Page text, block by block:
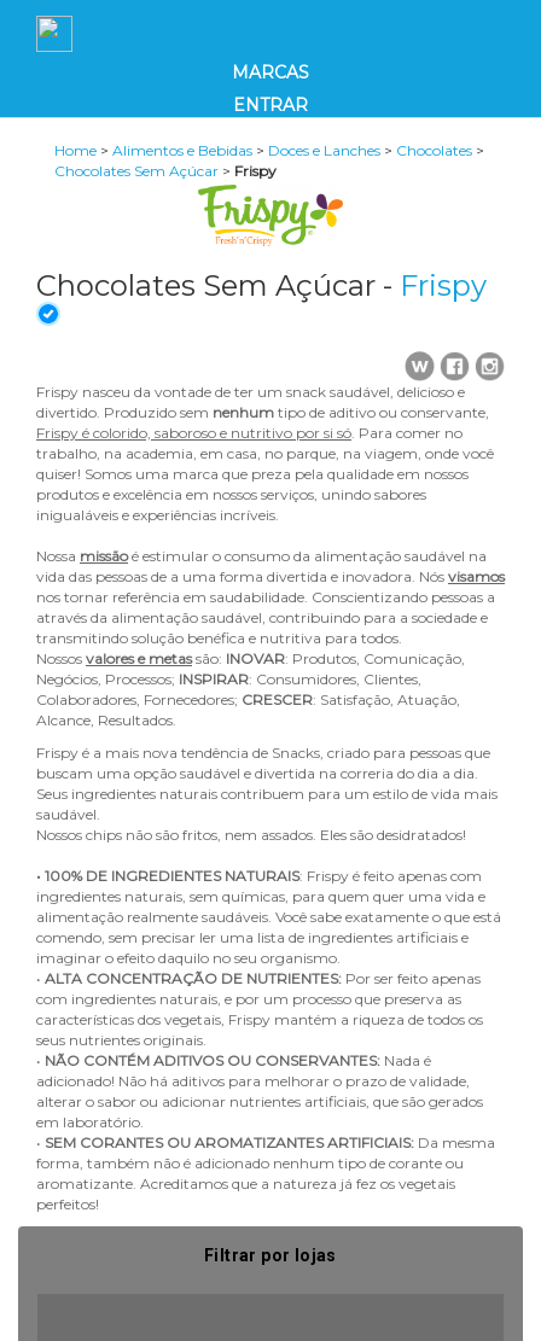
MARCAS
ENTRAR
Home > Alimentos e Bebidas > Doces e Lanches > Chocolates >
Chocolates Sem Açúcar > Frispy
Chocolates Sem Açúcar - Frispy
Frispy nasceu da vontade de ter um snack saudável, delicioso e
divertido. Produzido sem nenhum tipo de aditivo ou conservante,
Frispy é colorido, saboroso e nutritivo por si só. Para comer no
trabalho, na academia, em casa, no parque, na viagem, onde você
quiser! Somos uma marca que preza pela qualidade em nossos
produtos e excelência em nossos serviços, unindo sabores
inigualáveis e experiências incríveis.
Nossa missãoé estimular o consumo da alimentação saudável na
vida das pessoas de a uma forma divertida e inovadora. Nós visamos
nos tornar referência em saudabilidade. Conscientizando pessoas a
através da alimentação saudável, contribuindo para a sociedade e
transmitindo solução benéfica e nutritiva para todos.
Nossos valores e metassão: INOVAR: Produtos, Comunicação,
Negócios, Processos; INSPIRAR: Consumidores, Clientes,
Colaboradores, Fornecedores; CRESCER: Satisfação, Atuação,
Alcance, Resultados.
Frispy é a mais nova tendência de Snacks, criado para pessoas que
buscam uma opção saudável e divertida na correria do dia a dia.
Seus ingredientes naturais contribuem para um estilo de vida mais
saudável.
Nossos chips não são fritos, nem assados. Eles são desidratados!
• 100% DE INGREDIENTES NATURAIS: Frispy é feito apenas com
ingredientes naturais, sem químicas, para quem quer uma vida e
alimentação realmente saudáveis. Você sabe exatamente o que está
comendo, sem precisar ler uma lista de ingredientes artificiais e
imaginar o efeito daquilo no seu organismo.
• ALTA CONCENTRAÇÃO DE NUTRIENTES: Por ser feito apenas
com ingredientes naturais, e por um processo que preserva as
características dos vegetais, Frispy mantém a riqueza de todos os
seus nutrientes originais.
• NÃO CONTÉM ADITIVOS OU CONSERVANTES: Nada é
adicionado! Não há aditivos para melhorar o prazo de validade,
alterar o sabor ou adicionar nutrientes artificiais, que são gerados
em laboratório.
• SEM CORANTES OU AROMATIZANTES ARTIFICIAIS: Da mesma
forma, também não é adicionado nenhum tipo de corante ou
aromatizante. Acreditamos que a natureza já fez os vegetais
perfeitos!